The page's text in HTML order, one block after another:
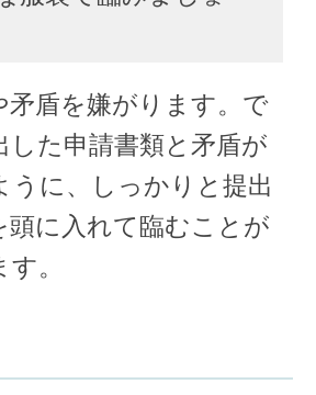
矛盾を嫌がります。で
した申請書類と矛盾が
うに、しっかりと提出
頭に入れて臨むことが
。